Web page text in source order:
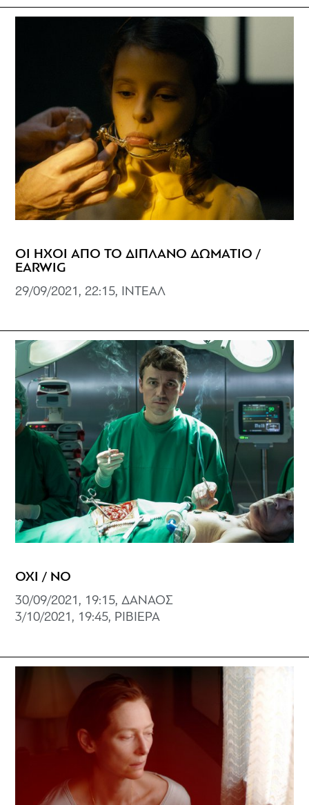
ΟΙ ΗΧΟΙ ΑΠΟ ΤΟ ΔΙΠΛΑΝΟ ΔΩΜΑΤΙΟ /
EARWIG
29/09/2021, 22:15, ΙΝΤΕΑΛ
ΟΧΙ / NO
30/09/2021, 19:15, ΔΑΝΑΟΣ
3/10/2021, 19:45, ΡΙΒΙΕΡΑ